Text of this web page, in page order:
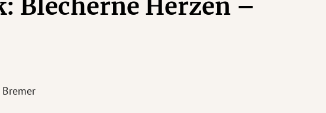
Blecherne Herzen –